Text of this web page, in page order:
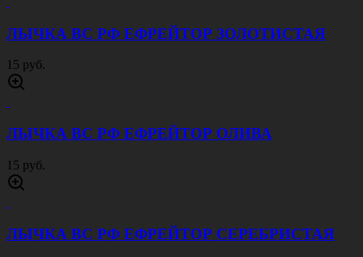
ЛЫЧКА ВС РФ ЕФРЕЙТОР ЗОЛОТИСТАЯ
15 руб.
ЛЫЧКА ВС РФ ЕФРЕЙТОР ОЛИВА
15 руб.
ЛЫЧКА ВС РФ ЕФРЕЙТОР СЕРЕБРИСТАЯ